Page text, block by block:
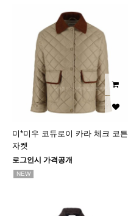
미*미우 코듀로이 카라 체크 코튼
자켓
로그인시 가격공개
NEW